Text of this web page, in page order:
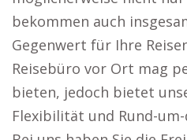
bekommen auch
Gegenwert für Ihre
Reisebüro vor Ort mag
bieten, jedoch bietet
Flexibilität und Rund-